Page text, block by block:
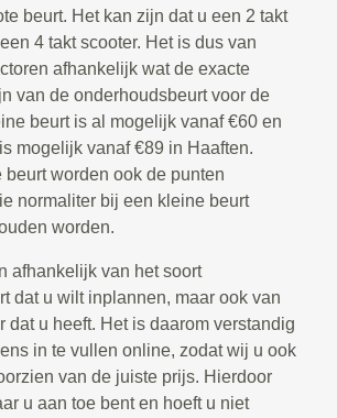
beurt. Het kan zijn dat u een 2 takt
4 takt scooter. Het is dus van
afhankelijk wat de exacte
van de onderhoudsbeurt voor de
beurt is al mogelijk vanaf €60 en
mogelijk vanaf €89 in Haaften.
beurt worden ook de punten
normaliter bij een kleine beurt
worden.
afhankelijk van het soort
dat u wilt inplannen, maar ook van
dat u heeft. Het is daarom verstandig
in te vullen online, zodat wij u ook
van de juiste prijs. Hierdoor
u aan toe bent en hoeft u niet